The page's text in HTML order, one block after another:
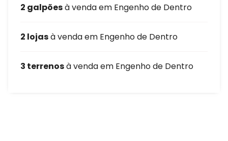
2 galpõesà venda em Engenho de Dentro
2 lojasà venda em Engenho de Dentro
3 terrenosà venda em Engenho de Dentro